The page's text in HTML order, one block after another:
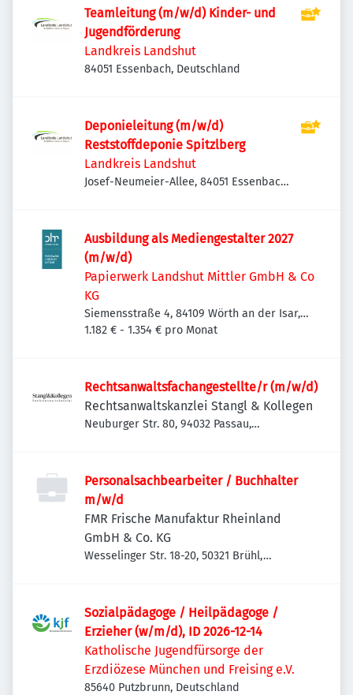
Teamleitung (m/w/d) Kinder- und
Jugendförderung
Landkreis Landshut
84051 Essenbach, Deutschland
Deponieleitung (m/w/d)
Reststoffdeponie Spitzlberg
Landkreis Landshut
Josef-Neumeier-Allee, 84051 Essenbach,
Ausbildung als Mediengestalter 2027
(m/w/d)
Papierwerk Landshut Mittler GmbH & Co
KG
Siemensstraße 4, 84109 Wörth an der Isar,
Deutschland
1.182 € - 1.354 € pro Monat
Rechtsanwaltsfachangestellte/r (m/w/d)
Rechtsanwaltskanzlei Stangl & Kollegen
Neuburger Str. 80, 94032 Passau,
Personalsachbearbeiter / Buchhalter
m/w/d
FMR Frische Manufaktur Rheinland
GmbH & Co. KG
Wesselinger Str. 18-20, 50321 Brühl,
Sozialpädagoge / Heilpädagoge /
Erzieher (w/m/d), ID 2026-12-14
Katholische Jugendfürsorge der
Erzdiözese München und Freising e.V.
85640 Putzbrunn, Deutschland